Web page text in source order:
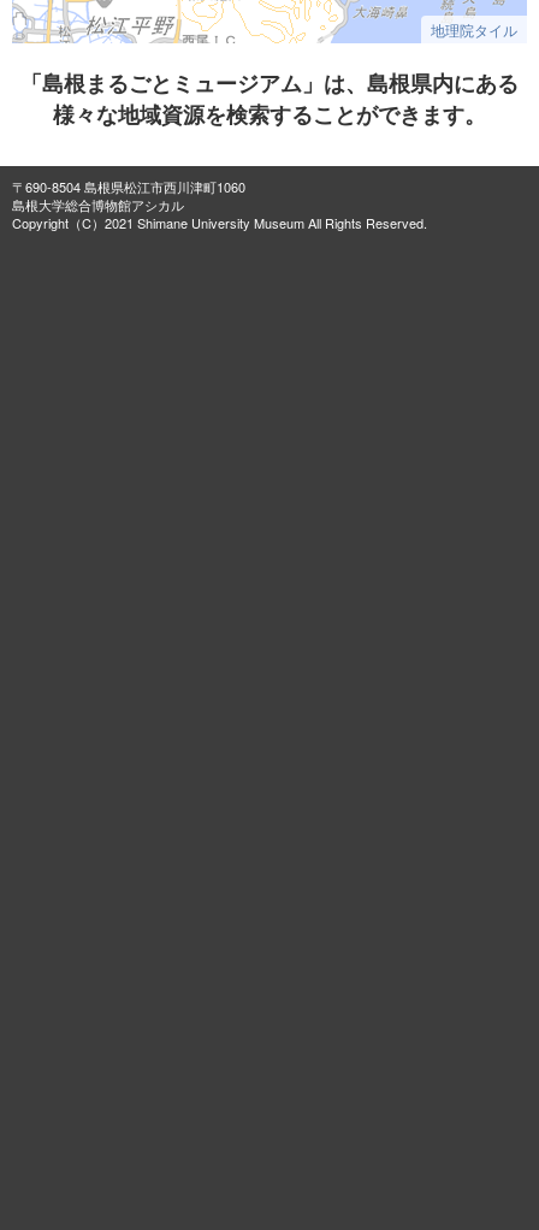
地理院タイル
「島根まるごとミュージアム」は、島根県内にある
様々な地域資源を検索することができます。
〒690-8504 島根県松江市西川津町1060
島根大学総合博物館アシカル
Copyright（C）2021 Shimane University Museum All Rights Reserved.